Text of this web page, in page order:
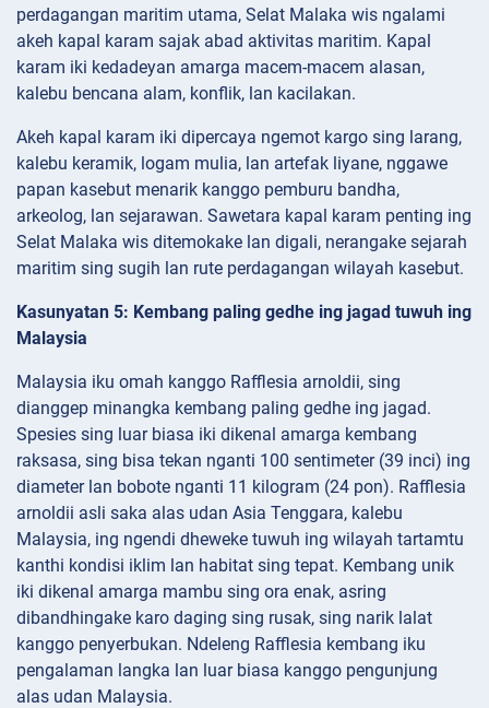
perdagangan maritim utama, Selat Malaka wis ngalami
akeh kapal karam sajak abad aktivitas maritim. Kapal
karam iki kedadeyan amarga macem-macem alasan,
kalebu bencana alam, konflik, lan kacilakan.
Akeh kapal karam iki dipercaya ngemot kargo sing larang,
kalebu keramik, logam mulia, lan artefak liyane, nggawe
papan kasebut menarik kanggo pemburu bandha,
arkeolog, lan sejarawan. Sawetara kapal karam penting ing
Selat Malaka wis ditemokake lan digali, nerangake sejarah
maritim sing sugih lan rute perdagangan wilayah kasebut.
Kasunyatan 5: Kembang paling gedhe ing jagad tuwuh ing
Malaysia
Malaysia iku omah kanggo Rafflesia arnoldii, sing
dianggep minangka kembang paling gedhe ing jagad.
Spesies sing luar biasa iki dikenal amarga kembang
raksasa, sing bisa tekan nganti 100 sentimeter (39 inci) ing
diameter lan bobote nganti 11 kilogram (24 pon). Rafflesia
arnoldii asli saka alas udan Asia Tenggara, kalebu
Malaysia, ing ngendi dheweke tuwuh ing wilayah tartamtu
kanthi kondisi iklim lan habitat sing tepat. Kembang unik
iki dikenal amarga mambu sing ora enak, asring
dibandhingake karo daging sing rusak, sing narik lalat
kanggo penyerbukan. Ndeleng Rafflesia kembang iku
pengalaman langka lan luar biasa kanggo pengunjung
alas udan Malaysia.